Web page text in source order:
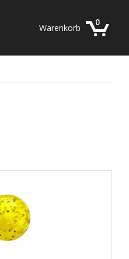
0
Warenkorb